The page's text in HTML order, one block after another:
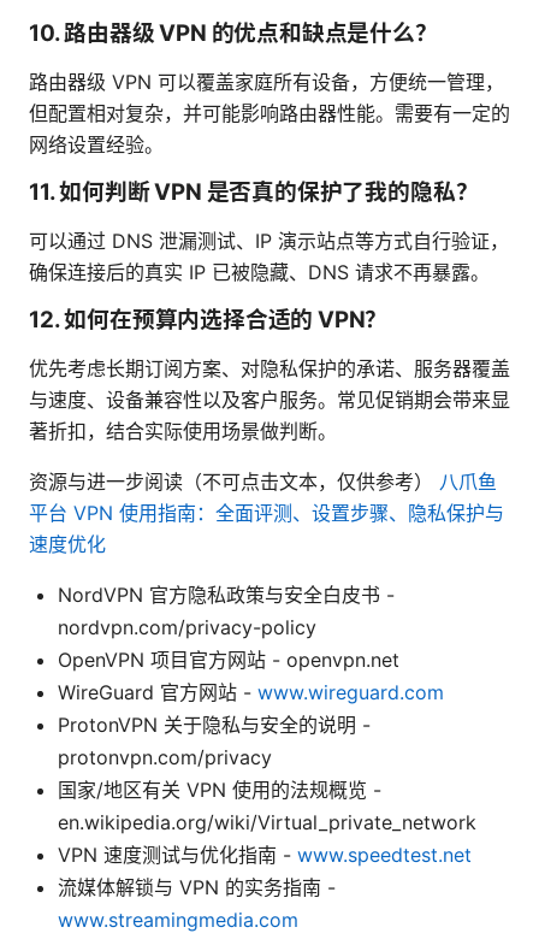
10. 路由器级 VPN 的优点和缺点是什么？
路由器级 VPN 可以覆盖家庭所有设备，方便统一管理，
但配置相对复杂，并可能影响路由器性能。需要有一定的
网络设置经验。
11. 如何判断 VPN 是否真的保护了我的隐私？
可以通过 DNS 泄漏测试、IP 演示站点等方式自行验证，
确保连接后的真实 IP 已被隐藏、DNS 请求不再暴露。
12. 如何在预算内选择合适的 VPN？
优先考虑长期订阅方案、对隐私保护的承诺、服务器覆盖
与速度、设备兼容性以及客户服务。常见促销期会带来显
著折扣，结合实际使用场景做判断。
资源与进一步阅读（不可点击文本，仅供参考） 八爪鱼
平台 VPN 使用指南：全面评测、设置步骤、隐私保护与
速度优化
NordVPN 官方隐私政策与安全白皮书 -
nordvpn.com/privacy-policy
OpenVPN 项目官方网站 - openvpn.net
WireGuard 官方网站 - www.wireguard.com
ProtonVPN 关于隐私与安全的说明 -
protonvpn.com/privacy
国家/地区有关 VPN 使用的法规概览 -
en.wikipedia.org/wiki/Virtual_private_network
VPN 速度测试与优化指南 - www.speedtest.net
流媒体解锁与 VPN 的实务指南 -
www.streamingmedia.com